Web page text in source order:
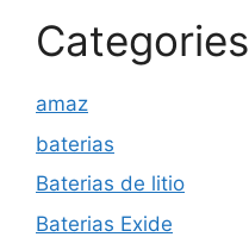
Categories
amaz
baterias
Baterias de litio
Baterias Exide